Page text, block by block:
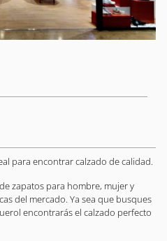
para encontrar calzado de calidad.
zapatos para hombre, mujer y
del mercado. Ya sea que busques
encontrarás el calzado perfecto